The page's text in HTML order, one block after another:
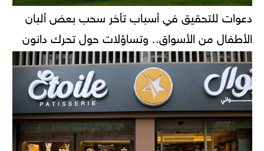
دعوات للتحقيق في أسباب تأخر سحب بعض ألبان
الأطفال من الأسواق.. وتساؤلات حول تحرك دانون